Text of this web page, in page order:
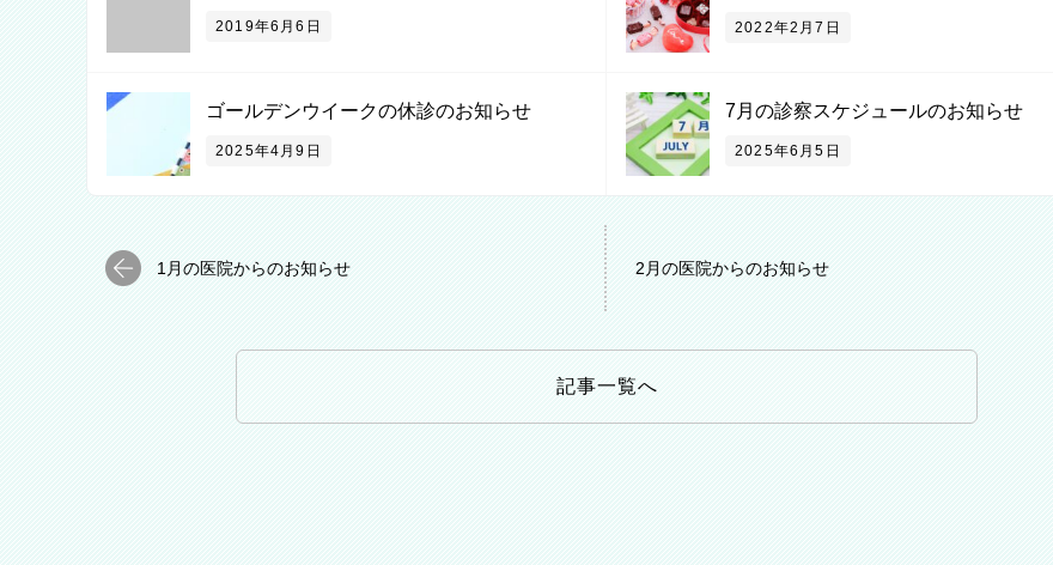
2019年6月6日 2022年2月7日
ゴールデンウイークの休診のお知らせ
2025年4月9日
7月の診察スケジュールのお知らせ
2025年6月5日
1月の医院からのお知らせ 2月の医院からのお知らせ
記事一覧へ